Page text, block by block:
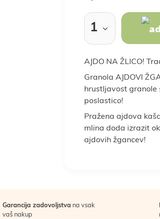
Rastlinski nadomestki
LCHF in low carb
Nosečnost Kosti in
Nega obraza
Vse za kuho in peko
Darila za otroke
AJDO NA ŽLICO!
Granola AJDOVI
hrustljavost granole
poslastico!
Pražena ajdova
mlina doda izrazit
ajdovih žgancev!
Garancija zadovoljstva na vsak
vaš nakup